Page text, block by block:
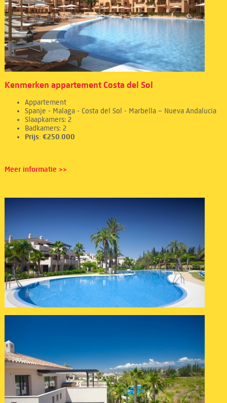
Kenmerken appartement Costa del Sol
Appartement
Spanje - Malaga - Costa del Sol - Marbella – Nueva Andalucia
Slaapkamers: 2
Badkamers: 2
Prijs: €250.000
Meer informatie >>